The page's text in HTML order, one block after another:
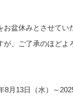
盆休みとさせてい
が、ご了承のほどよ
8月13日（水）～